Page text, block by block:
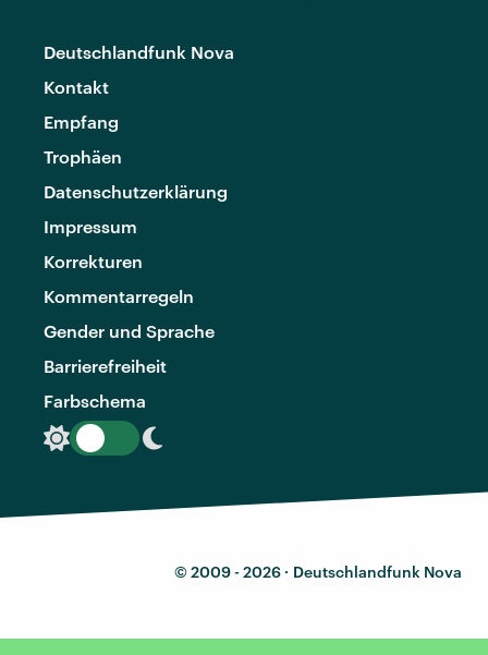
Deutschlandfunk Nova
Kontakt
Empfang
Trophäen
Datenschutzerklärung
Impressum
Korrekturen
Kommentarregeln
Gender und Sprache
Barrierefreiheit
Farbschema
© 2009 - 2026 · Deutschlandfunk Nova